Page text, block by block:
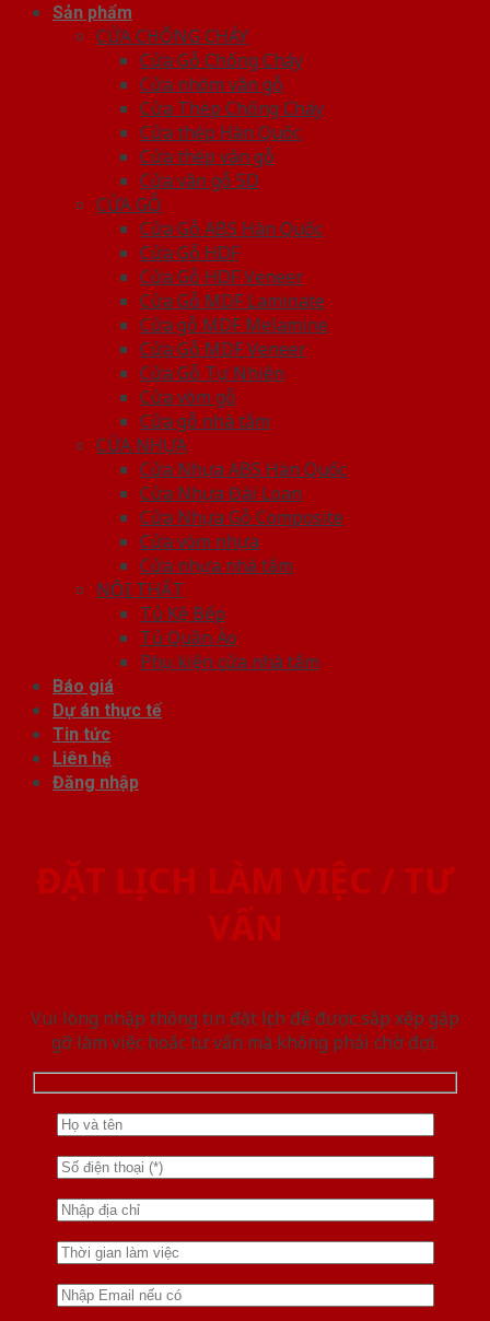
Sản phẩm
CỬA CHỐNG CHÁY
Cửa Gỗ Chống Cháy
Cửa nhôm vân gỗ
Cửa Thép Chống Cháy
Cửa thép Hàn Quốc
Cửa thép vân gỗ
Cửa vân gỗ 5D
CỬA GỖ
Cửa Gỗ ABS Hàn Quốc
Cửa Gỗ HDF
Cửa Gỗ HDF Veneer
Cửa Gỗ MDF Laminate
Cửa gỗ MDF Melamine
Cửa Gỗ MDF Veneer
Cửa Gỗ Tự Nhiên
Cửa vòm gỗ
Cửa gỗ nhà tắm
CỬA NHỰA
Cửa Nhựa ABS Hàn Quốc
Cửa Nhựa Đài Loan
Cửa Nhựa Gỗ Composite
Cửa vòm nhựa
Cửa nhựa nhà tắm
NỘI THẤT
Tủ Kệ Bếp
Tủ Quần Áo
Phụ kiện cửa nhà tắm
Báo giá
Dự án thực tế
Tin tức
Liên hệ
Đăng nhập
ĐẶT LỊCH LÀM VIỆC / TƯ
VẤN
Vui lòng nhập thông tin đặt lịch để được sắp xếp gặp
gỡ làm việc hoăc tư vấn mà không phải chờ đợi.